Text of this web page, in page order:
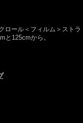
ロール＜フィルム＞ストラ
と125cmから。